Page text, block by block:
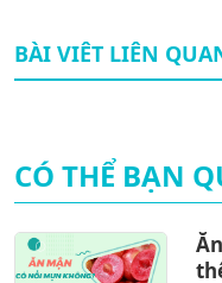
BÀI VIÊT LIÊN
CÓ THỂ BẠN